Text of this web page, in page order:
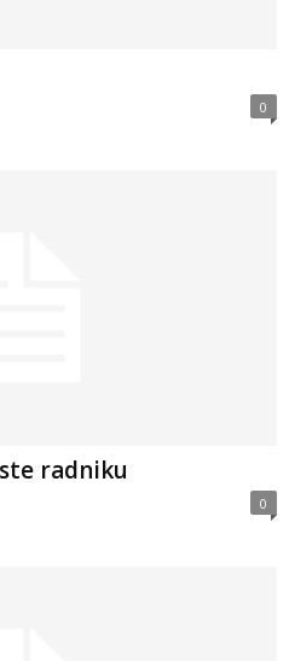
0
radniku
0